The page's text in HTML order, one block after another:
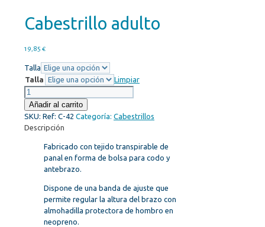
Cabestrillo adulto
19,85 €
Talla
Talla
Limpiar
Cabestrillo
adulto
cantidad
Añadir al carrito
SKU: Ref: C-42 Categoría: Cabestrillos
Descripción
Fabricado con tejido transpirable de
panal en forma de bolsa para codo y
antebrazo.
Dispone de una banda de ajuste que
permite regular la altura del brazo con
almohadilla protectora de hombro en
neopreno.